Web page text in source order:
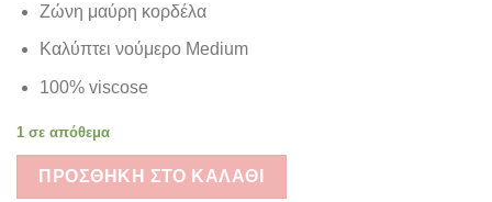
Ζώνη μαύρη κορδέλα
Καλύπτει νούμερο Medium
100% viscose
1 σε απόθεμα
ΠΡΟΣΘΉΚΗ ΣΤΟ ΚΑΛΆΘΙ